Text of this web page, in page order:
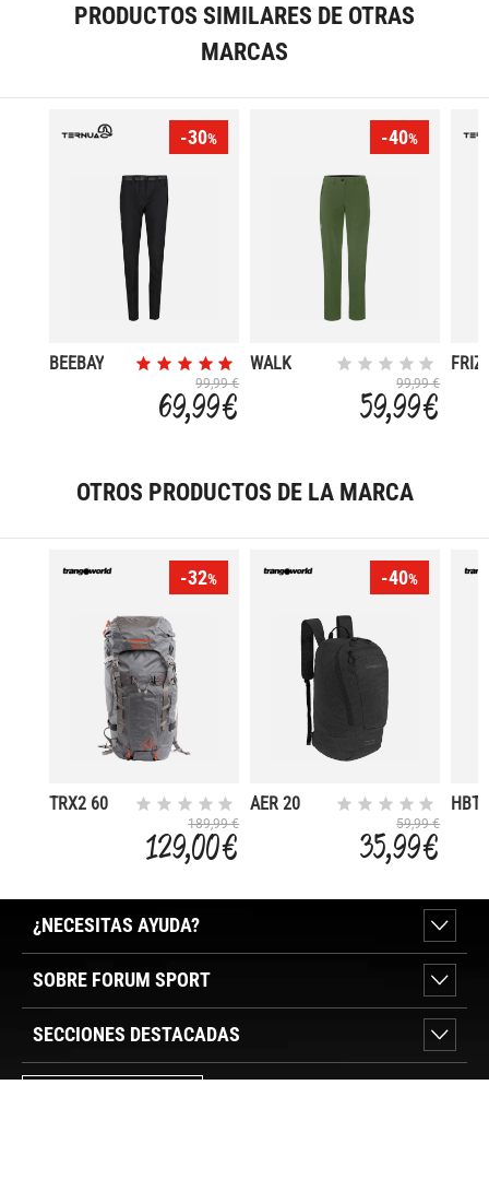
PRODUCTOS SIMILARES DE OTRAS
MARCAS
-30%
BEEBAY
99,99 €
69,99 €
-40%
WALK
99,99 €
59,99 €
OTROS PRODUCTOS DE LA MARCA
-32%
TRX2 60
189,99 €
129,00 €
-40%
AER 20
59,99 €
35,99 €
HBT
¿NECESITAS AYUDA?
SOBRE FORUM SPORT
SECCIONES DESTACADAS